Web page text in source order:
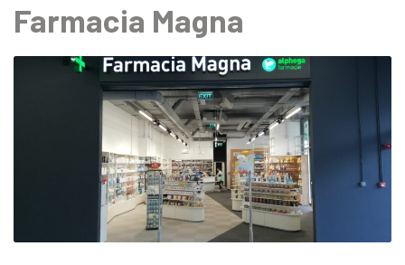
Farmacia Magna